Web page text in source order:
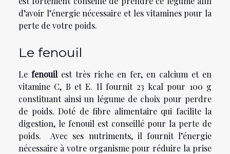
d’avoir l’énergie nécessaire et les vitamines pour la
perte de votre poids.
Le fenouil
Le fenouil est très riche en fer, en calcium et en
vitamine C, B et E. Il fournit 23 kcal pour 100 g
constituant ainsi un légume de choix pour perdre
de poids. Doté de fibre alimentaire qui facilite la
digestion, le fenouil est conseillé pour la perte de
poids. Avec ses nutriments, il fournit l’énergie
nécessaire à votre organisme pour réduire la prise